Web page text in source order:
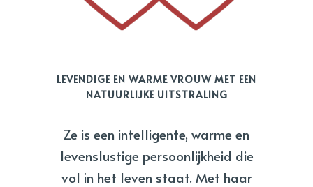
LEVENDIGE EN WARME VROUW MET EEN
NATUURLIJKE UITSTRALING
Ze is een intelligente, warme en
levenslustige persoonlijkheid die
vol in het leven staat. Met haar